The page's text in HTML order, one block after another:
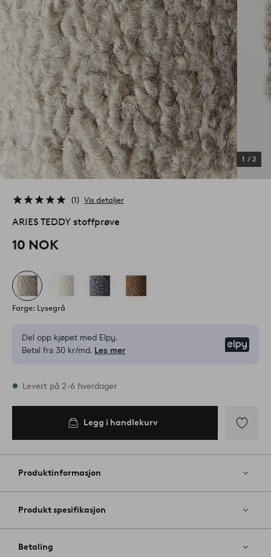
1 / 2
1 Vis detaljer
ARIES TEDDY stoffprøve
10 NOK
Farge: Lysegrå
Del opp kjøpet med Elpy.
Betal fra 30 kr/md. Les mer
På lager
Levert på 2-6 hverdager
Legg i handlekurv
til
Produktinformasjon
Produkt spesifikasjon
Betaling